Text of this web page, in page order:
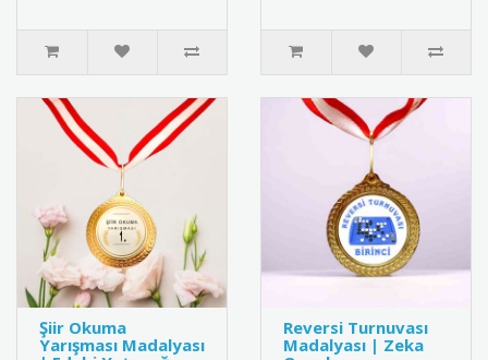
Şiir Okuma
Yarışması Madalyası
Reversi Turnuvası
Madalyası | Zeka